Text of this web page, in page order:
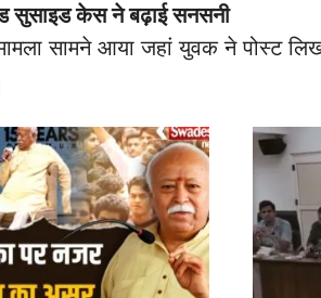
सुसाइड केस ने बढ़ाई सनसनी
सामने आया जहां युवक ने पोस्ट